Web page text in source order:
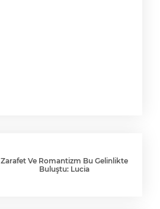
Zarafet Ve Romantizm Bu Gelinlikte
Buluştu: Lucia